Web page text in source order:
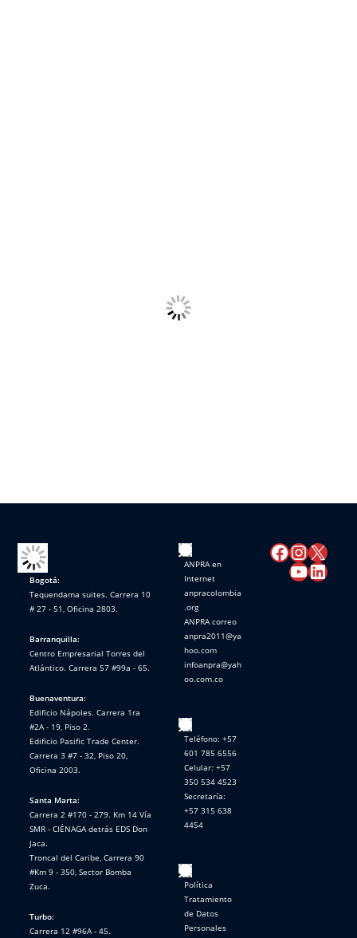
Bogotá:
Tequendama suites. Carrera 10
# 27 - 51, Oficina 2803.
Barranquilla:
Centro Empresarial Torres del
Atlántico. Carrera 57 #99a - 65.
Buenaventura:
Edificio Nápoles. Carrera 1ra
#2A - 19, Piso 2.
Edificio Pasific Trade Center.
Carrera 3 #7 - 32, Piso 20,
Oficina 2003.
Santa Marta:
Carrera 2 #170 - 279. Km 14 Vía
SMR - CIÉNAGA detrás EDS Don
Jaca.
Troncal del Caribe, Carrera 90
#Km 9 - 350, Sector Bomba
Zuca.
Turbo:
Carrera 12 #96A - 45.
ANPRA en
Internet
anpracolombia
.org
ANPRA correo
anpra2011@ya
hoo.com
infoanpra@yah
oo.com.co
Teléfono: +57
601 785 6556
Celular: +57
350 534 4523
Secretaría:
+57 315 638
4454
Política
Tratamiento
de Datos
Personales